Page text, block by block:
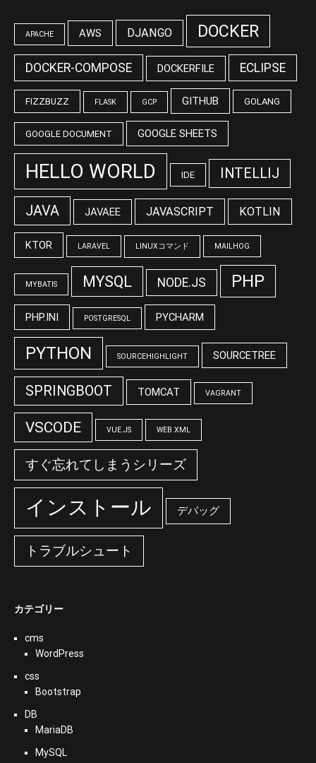
APACHE AWS DJANGO DOCKER
DOCKER-COMPOSE DOCKERFILE ECLIPSE
FIZZBUZZ FLASK GCP GITHUB GOLANG
GOOGLE DOCUMENT GOOGLE SHEETS
HELLO WORLD IDE INTELLIJ
JAVA JAVAEE JAVASCRIPT KOTLIN
KTOR LARAVEL LINUXコマンド MAILHOG
MYBATIS MYSQL NODE.JS PHP
PHP.INI POSTGRESQL PYCHARM
PYTHON SOURCEHIGHLIGHT SOURCETREE
SPRINGBOOT TOMCAT VAGRANT
VSCODE VUE.JS WEB.XML
すぐ忘れてしまうシリーズ
インストール デバッグ
トラブルシュート
カテゴリー
cms
WordPress
css
Bootstrap
DB
MariaDB
MySQL